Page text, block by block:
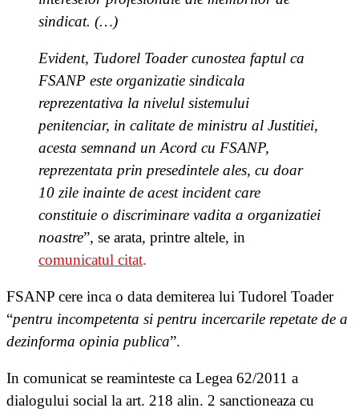
sindicat. (…)
Evident, Tudorel Toader cunostea faptul ca
FSANP este organizatie sindicala
reprezentativa la nivelul sistemului
penitenciar, in calitate de ministru al Justitiei,
acesta semnand un Acord cu FSANP,
reprezentata prin presedintele ales, cu doar
10 zile inainte de acest incident care
constituie o discriminare vadita a organizatiei
noastre”, se arata, printre altele, in
comunicatul citat.
FSANP cere inca o data demiterea lui Tudorel Toader
“pentru incompetenta si pentru incercarile repetate de a
dezinforma opinia publica”.
In comunicat se reaminteste ca Legea 62/2011 a
dialogului social la art. 218 alin. 2 sanctioneaza cu